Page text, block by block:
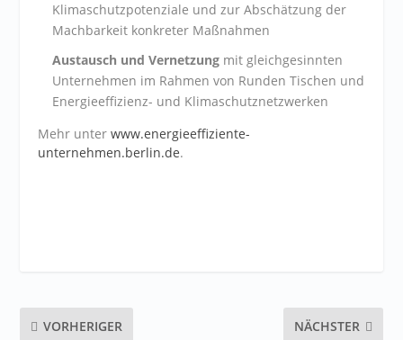
Klimaschutzpotenziale und zur Abschätzung der
Machbarkeit konkreter Maßnahmen
Austausch und Vernetzung mit gleichgesinnten
Unternehmen im Rahmen von Runden Tischen und
Energieeffizienz- und Klimaschutznetzwerken
Mehr unterwww.energieeffiziente-
unternehmen.berlin.de.
VORHERIGER NÄCHSTER